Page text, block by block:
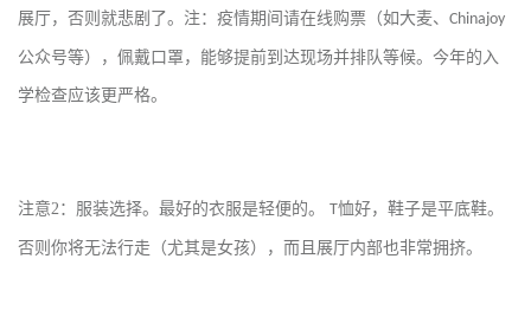
展厅，否则就悲剧了。注：疫情期间请在线购票（如大麦、 Chinajoy
公众号等），佩戴口罩，能够提前到达现场并排队等候。今年的入
学检查应该更严格。
注意2：服装选择。最好的衣服是轻便的。 T恤好，鞋子是平底鞋。
否则你将无法行走（尤其是女孩），而且展厅内部也非常拥挤。